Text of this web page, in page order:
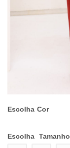
Escolha Cor
Escolha Tamanho